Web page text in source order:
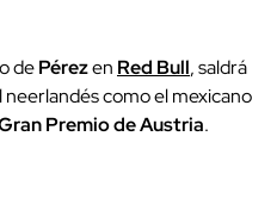
dePérezen Red Bull, saldrá
como el mexicano
Premio de Austria.